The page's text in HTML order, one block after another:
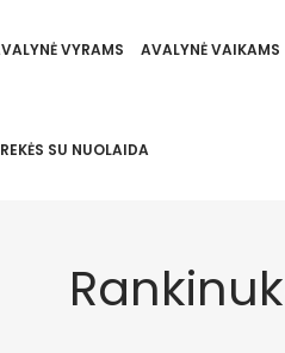
VYRAMS AVALYNĖ VAIKAMS
SU NUOLAIDA